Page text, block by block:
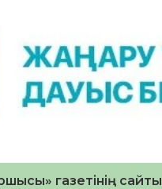
газетінің сайты